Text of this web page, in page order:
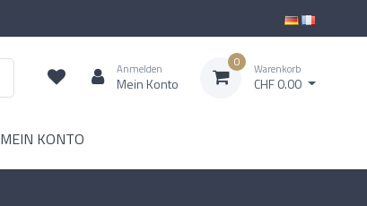
Anmelden
Mein Konto
0 Warenkorb
CHF 0.00
MEIN KONTO